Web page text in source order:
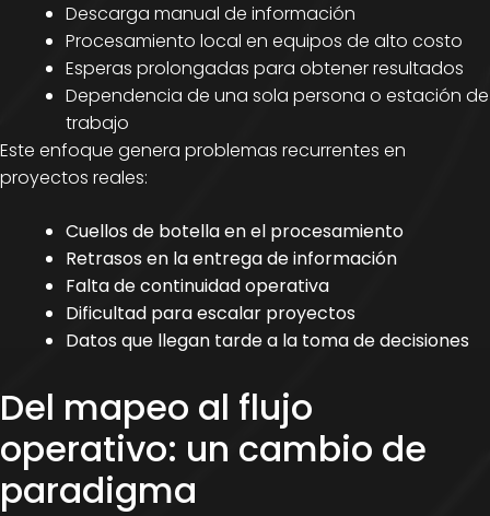
Descarga manual de información
Procesamiento local en equipos de alto costo
Esperas prolongadas para obtener resultados
Dependencia de una sola persona o estación de
trabajo
Este enfoque genera problemas recurrentes en
proyectos reales:
Cuellos de botella en el procesamiento
Retrasos en la entrega de información
Falta de continuidad operativa
Dificultad para escalar proyectos
Datos que llegan tarde a la toma de decisiones
Del mapeo al flujo
operativo: un cambio de
paradigma